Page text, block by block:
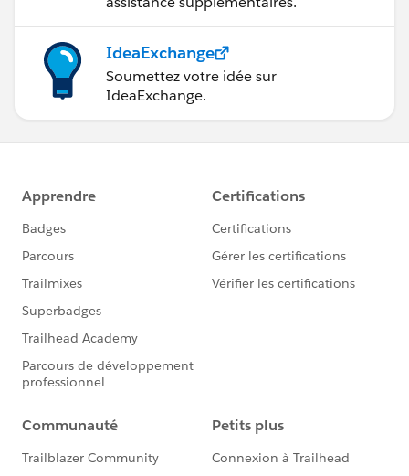
IdeaExchange
Soumettez votre idée sur
IdeaExchange.